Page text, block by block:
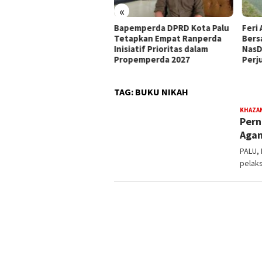
«
Bapemperda DPRD Kota Palu
Tetapkan Empat Ranperda
Inisiatif Prioritas dalam
Propemperda 2027
Feri
TAG: BUKU NIKAH